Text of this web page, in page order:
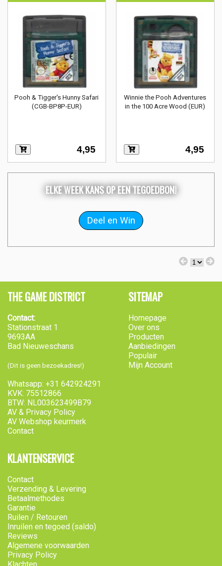
Pooh & Tigger's Hunny Safari
(CGB-BP8P-EUR)
4,95
Winnie the Pooh Adventures
in the 100 Acre Wood (EUR)
4,95
ELKE WEEK KANS OP EEN TEGOEDBON!
THE GAME DISTRICT
Contact:
Stationstraat 1
9693AA
Bad Nieuweschans
(Dit is geen bezoekadres!)
Whatsapp: +31 642924291
KVK: 75512866
BTW: NL003623499B79
AV & Privacy Policy
AV Webshop keurmerk
Contact
SITEMAP
Homepage
Over ons
Producten
Aanbiedingen
Populair
Mijn Account
KLANTENSERVICE
Contact
Verzending & Levering
Betaalmethodes
Garantie
Ruilen / Retouren
Inruilen en tegoed (saldo)
Reviews
Algemene voorwaarden
Privacy Policy